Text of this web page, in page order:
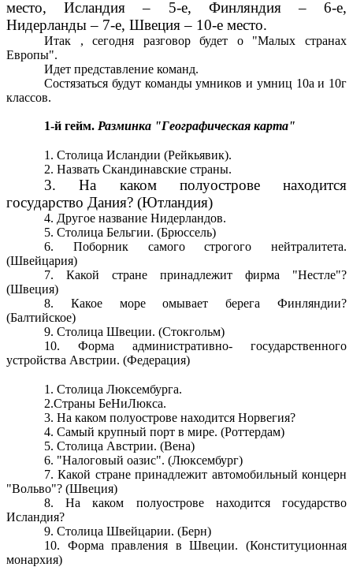
место, Исландия – 5-е, Финляндия – 6-е,
Нидерланды – 7-е, Швеция – 10-е место.
Итак , сегодня разговор будет о "Малых странах
Европы".
Идет представление команд.
Состязаться будут команды умников и умниц 10а и 10г
классов.
1-й гейм. Разминка "Географическая карта"
1. Столица Исландии (Рейкьявик).
2. Назвать Скандинавские страны.
3. На каком полуострове находится
государство Дания? (Ютландия)
4. Другое название Нидерландов.
5. Столица Бельгии. (Брюссель)
6. Поборник самого строгого нейтралитета.
(Швейцария)
7. Какой стране принадлежит фирма "Нестле"?
(Швеция)
8. Какое море омывает берега Финляндии?
(Балтийское)
9. Столица Швеции. (Стокгольм)
10. Форма административно- государственного
устройства Австрии. (Федерация)
1. Столица Люксембурга.
2.Страны БеНиЛюкса.
3. На каком полуострове находится Норвегия?
4. Самый крупный порт в мире. (Роттердам)
5. Столица Австрии. (Вена)
6. "Налоговый оазис". (Люксембург)
7. Какой стране принадлежит автомобильный концерн
"Вольво"? (Швеция)
8. На каком полуострове находится государство
Исландия?
9. Столица Швейцарии. (Берн)
10. Форма правления в Швеции. (Конституционная
монархия)